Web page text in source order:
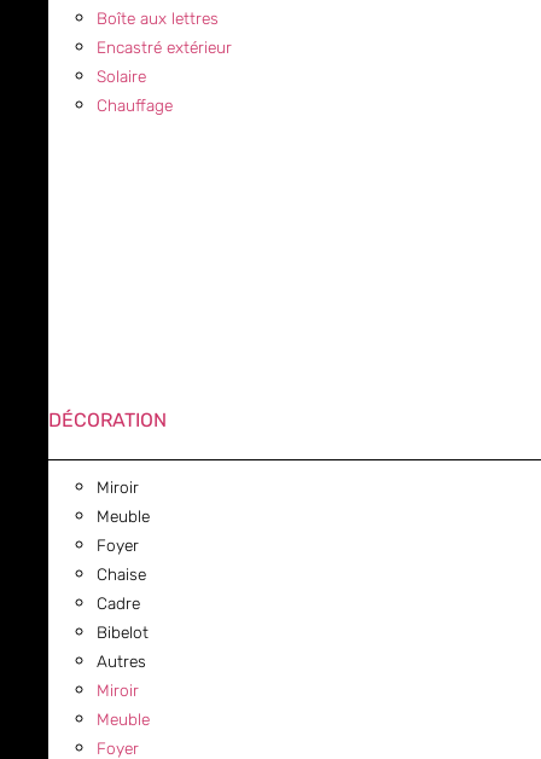
Boîte aux lettres
Encastré extérieur
Solaire
Chauffage
DÉCORATION
Miroir
Meuble
Foyer
Chaise
Cadre
Bibelot
Autres
Miroir
Meuble
Foyer